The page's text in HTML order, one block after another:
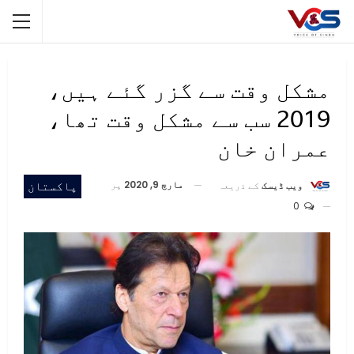
مشکل وقت سے گزر گئے ہیں،
2019 سب سے مشکل وقت تھا،
عمران خان
پاکستان ویب ڈیسک کے ذریعہ مارچ 9, 2020
پر